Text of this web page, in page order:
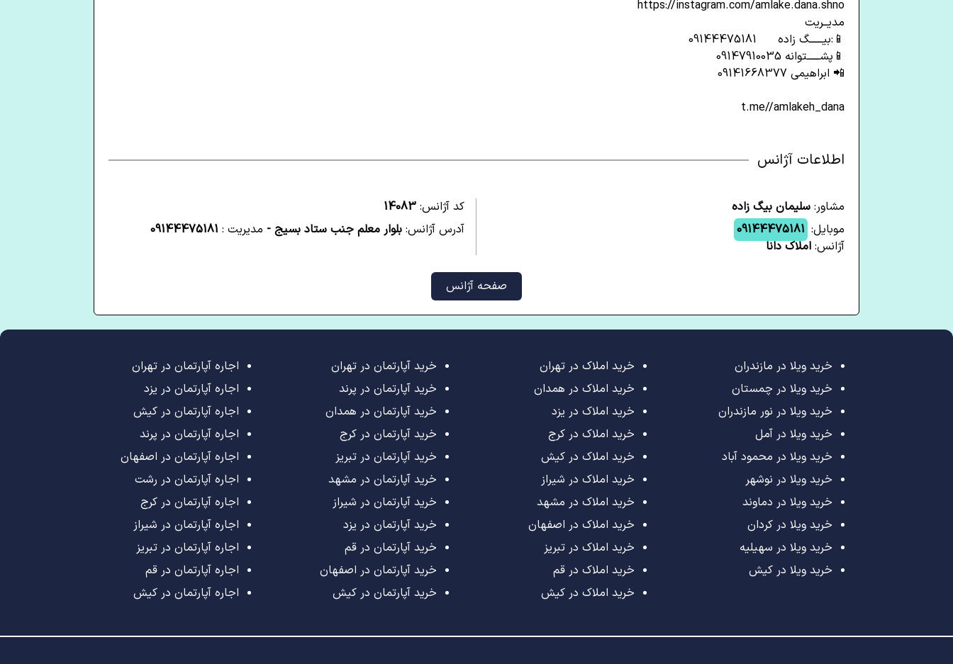
https://instagram.com/amlake.dana.shno
مدیــریت
📱:بیــــــگ زاده 09144475181
📱پشــــــتوانه 09147910035
📲 ابراهیمی 09141668377
t.me//amlakeh_dana
اطلاعات آژانس
مشاور: سلیمان بیگ زاده
موبایل: 09144475181
آژانس: املاک دانا
کد آژانس: 14083
آدرس آژانس: بلوار معلم جنب ستاد بسیج - مدیریت : 09144475181
صفحه آژانس
خرید ویلا در مازندران
خرید ویلا در چمستان
خرید ویلا در نور مازندران
خرید ویلا در آمل
خرید ویلا در محمود آباد
خرید ویلا در نوشهر
خرید ویلا در دماوند
خرید ویلا در کردان
خرید ویلا در سهیلیه
خرید ویلا در کیش
خرید املاک در تهران
خرید املاک در همدان
خرید املاک در یزد
خرید املاک در کرج
خرید املاک در کیش
خرید املاک در شیراز
خرید املاک در مشهد
خرید املاک در اصفهان
خرید املاک در تبریز
خرید املاک در قم
خرید املاک در کیش
خرید آپارتمان در تهران
خرید آپارتمان در پرند
خرید آپارتمان در همدان
خرید آپارتمان در کرج
خرید آپارتمان در تبریز
خرید آپارتمان در مشهد
خرید آپارتمان در شیراز
خرید آپارتمان در یزد
خرید آپارتمان در قم
خرید آپارتمان در اصفهان
خرید آپارتمان در کیش
اجاره آپارتمان در تهران
اجاره آپارتمان در یزد
اجاره آپارتمان در کیش
اجاره آپارتمان در پرند
اجاره آپارتمان در اصفهان
اجاره آپارتمان در رشت
اجاره آپارتمان در کرج
اجاره آپارتمان در شیراز
اجاره آپارتمان در تبریز
اجاره آپارتمان در قم
اجاره آپارتمان در کیش